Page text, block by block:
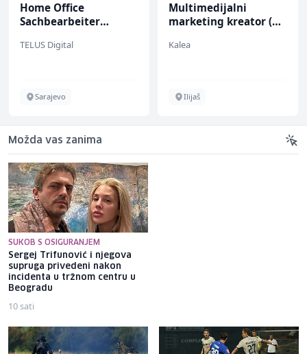
Home Office
Sachbearbeiter
bekannten deutschen
TELUS Digital
Sarajevo
Multimedijalni
marketing kreator (m/
Kalea
Ilijaš
Možda vas zanima
SUKOB S OSIGURANJEM
Sergej Trifunović i njegova
supruga privedeni nakon
incidenta u tržnom centru u
Beogradu
10 sati